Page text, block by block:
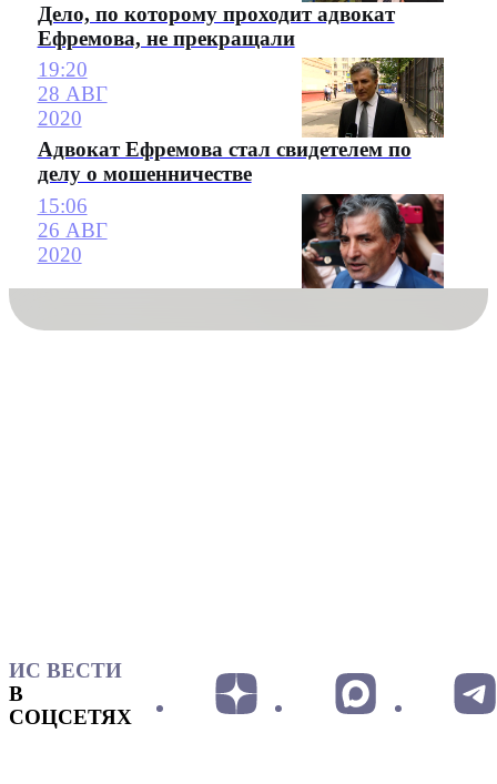
Дело, по которому проходит адвокат
Ефремова, не прекращали
19:20
28 АВГ
2020
Адвокат Ефремова стал свидетелем по
делу о мошенничестве
15:06
26 АВГ
2020
ИС ВЕСТИ
В
СОЦСЕТЯХ